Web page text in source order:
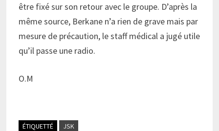
être fixé sur son retour avec le groupe. D’après la
même source, Berkane n’a rien de grave mais par
mesure de précaution, le staff médical a jugé utile
qu’il passe une radio.
O.M
ÉTIQUETTÉ JSK